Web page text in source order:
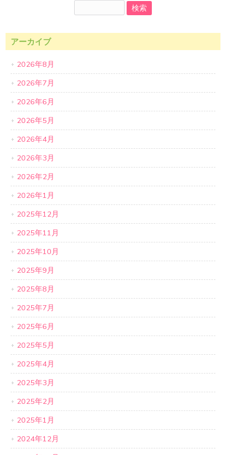
アーカイブ
2026年8月
2026年7月
2026年6月
2026年5月
2026年4月
2026年3月
2026年2月
2026年1月
2025年12月
2025年11月
2025年10月
2025年9月
2025年8月
2025年7月
2025年6月
2025年5月
2025年4月
2025年3月
2025年2月
2025年1月
2024年12月